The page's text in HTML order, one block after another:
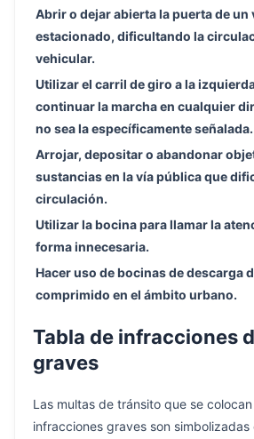
Abrir o dejar abierta la puerta de un
estacionado, dificultando la
vehicular.
Utilizar el carril de giro a la
continuar la marcha en cualquier
no sea la específicamente señalada.
Arrojar, depositar o abandonar
sustancias en la vía pública que
circulación.
Utilizar la bocina para llamar la
forma innecesaria.
Hacer uso de bocinas de descarga
comprimido en el ámbito urbano.
Tabla de infracciones
graves
Las multas de tránsito que se
infracciones graves son simbolizadas